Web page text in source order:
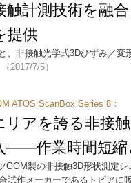
触計測技術を融
提供
、非接触光学式3Dひずみ／変
（2017/7/5）
ATOS ScanBox Series 8：
リアを誇る非接
――作業時間短縮
GOM製の非接触3D形状測定
試作メーカーであるトピアに